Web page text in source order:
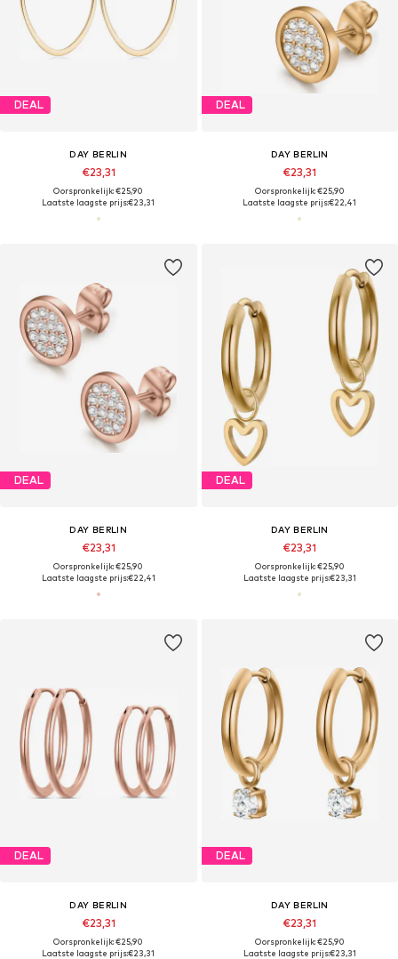
DEAL
DAY BERLIN
€23,31
Oorspronkelijk: €25,90
Laatste laagste prijs:€23,31
DEAL
DAY BERLIN
€23,31
Oorspronkelijk: €25,90
Laatste laagste prijs:€22,41
DEAL
DAY BERLIN
€23,31
Oorspronkelijk: €25,90
Laatste laagste prijs:€22,41
DEAL
DAY BERLIN
€23,31
Oorspronkelijk: €25,90
Laatste laagste prijs:€23,31
DEAL
DAY BERLIN
€23,31
Oorspronkelijk: €25,90
Laatste laagste prijs:€23,31
DEAL
DAY BERLIN
€23,31
Oorspronkelijk: €25,90
Laatste laagste prijs:€23,31